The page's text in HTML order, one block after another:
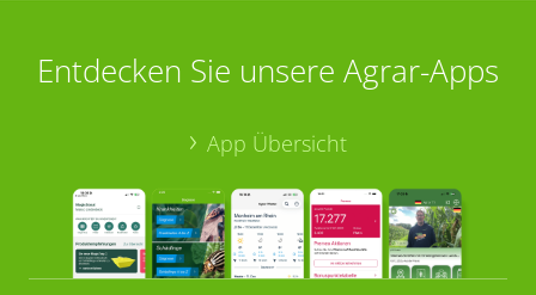
Entdecken Sie unsere Agrar-Apps
App Übersicht